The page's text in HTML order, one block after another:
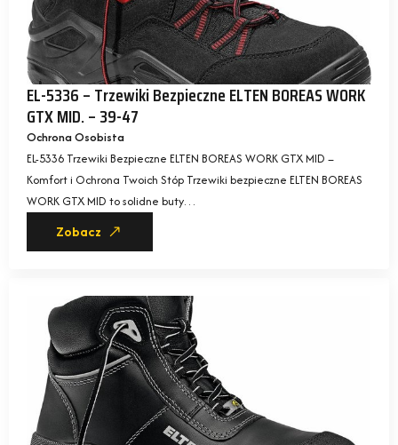
EL-5336 – Trzewiki Bezpieczne ELTEN BOREAS WORK
GTX MID. – 39-47
Ochrona Osobista
EL-5336 Trzewiki Bezpieczne ELTEN BOREAS WORK GTX MID –
Komfort i Ochrona Twoich Stóp Trzewiki bezpieczne ELTEN BOREAS
WORK GTX MID to solidne buty…
Zobacz